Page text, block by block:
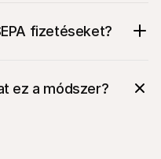
fizetéseket?
ez a módszer?